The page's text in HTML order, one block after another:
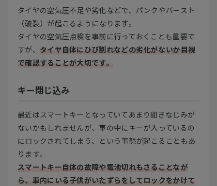
タイヤの空気圧不足や劣化などで、パンクやバースト
（破裂）が起こるようになります。
タイヤの空気圧点検を事前に行っておくことも重要で
すが、 タイヤ自体にひび割れなどの劣化がないか目視
で確認することが大切です。
キー閉じ込み
最近はスマートキーとなっていてあまり聞きなじみが
ないかもしれませんが、車の中にキーが入っているの
にロックされてしまう、という事態が起こることもあ
ります。
スマートキー自体の故障や電池切れもさることなが
ら、車内にいる子供がいたずらをしてロックをかけて